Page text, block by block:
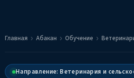
Главная Абакан Обучение
Направление: Ветеринария и